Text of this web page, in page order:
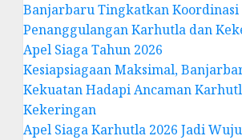
Banjarbaru Tingkatkan Koordinasi
Penanggulangan Karhutla dan
Apel Siaga Tahun 2026
Kesiapsiagaan Maksimal,
Kekuatan Hadapi Ancaman
Kekeringan
Apel Siaga Karhutla 2026 Jadi